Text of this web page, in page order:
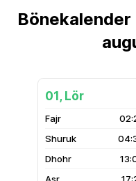
Bönekalender
01, Lör